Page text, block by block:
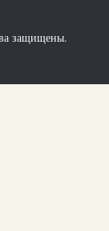
защищены.